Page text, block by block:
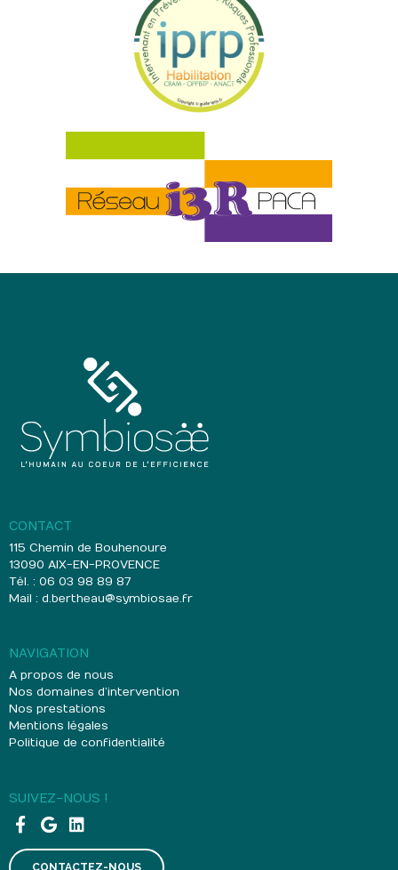
CONTACT
115 Chemin de Bouhenoure
13090 AIX-EN-PROVENCE
Tél. : 06 03 98 89 87
Mail : d.bertheau@symbiosae.fr
NAVIGATION
A propos de nous
Nos domaines d’intervention
Nos prestations
Mentions légales
Politique de confidentialité
SUIVEZ-NOUS !
CONTACTEZ-NOUS